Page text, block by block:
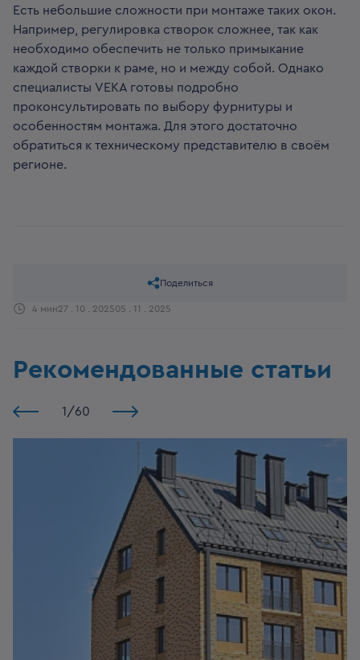
Есть небольшие сложности при монтаже таких окон.
Например, регулировка створок сложнее, так как
необходимо обеспечить не только примыкание
каждой створки к раме, но и между собой. Однако
специалисты VEKA готовы подробно
проконсультировать по выбору фурнитуры и
особенностям монтажа. Для этого достаточно
обратиться к техническому представителю в своём
регионе.
4 мин27 . 10 . 202505 . 11 . 2025
Поделиться
Рекомендованные статьи
1 /60